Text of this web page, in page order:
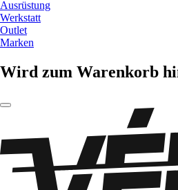
Ausrüstung
Werkstatt
Outlet
Marken
Wird zum Warenkorb